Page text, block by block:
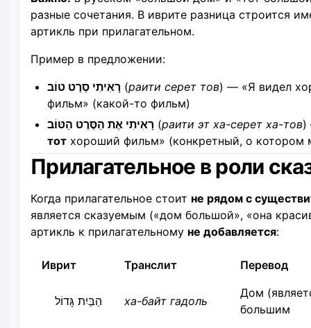
разные сочетания. В иврите разница строится
артикль при прилагательном.
Пример в предложении:
רָאִיתִי סֶרֶט טוֹב (раити серет тов) — «Я видел
фильм» (какой-то фильм)
רָאִיתִי אֶת הַסֶּרֶט הַטּוֹב (раити эт ха-серет ха-тов)
тот хороший фильм» (конкретный, о котором
Прилагательное в роли
Когда прилагательное стоит не рядом с
является сказуемым («дом большой», «она
артикль к прилагательному не добавляется:
Иврит Транслит Перевод
הַבַּיִת גָּדוֹל ха-байт гадоль
Дом
большим